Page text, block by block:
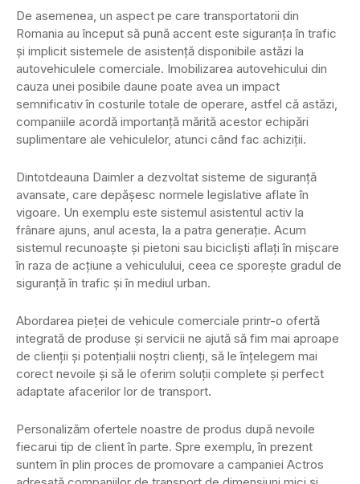
De asemenea, un aspect pe care transportatorii din
Romania au început să pună accent este siguranța în trafic
și implicit sistemele de asistență disponibile astăzi la
autovehiculele comerciale. Imobilizarea autovehicului din
cauza unei posibile daune poate avea un impact
semnificativ în costurile totale de operare, astfel că astăzi,
companiile acordă importanță mărită acestor echipări
suplimentare ale vehiculelor, atunci când fac achiziții.
Dintotdeauna Daimler a dezvoltat sisteme de siguranță
avansate, care depășesc normele legislative aflate în
vigoare. Un exemplu este sistemul asistentul activ la
frânare ajuns, anul acesta, la a patra generație. Acum
sistemul recunoaște și pietoni sau bicicliști aflați în mișcare
în raza de acțiune a vehiculului, ceea ce sporește gradul de
siguranță în trafic și în mediul urban.
Abordarea pieței de vehicule comerciale printr-o ofertă
integrată de produse și servicii ne ajută să fim mai aproape
de clienții și potențialii noștri clienți, să le înțelegem mai
corect nevoile și să le oferim soluții complete și perfect
adaptate afacerilor lor de transport.
Personalizăm ofertele noastre de produs după nevoile
fiecarui tip de client în parte. Spre exemplu, în prezent
suntem în plin proces de promovare a campaniei Actros